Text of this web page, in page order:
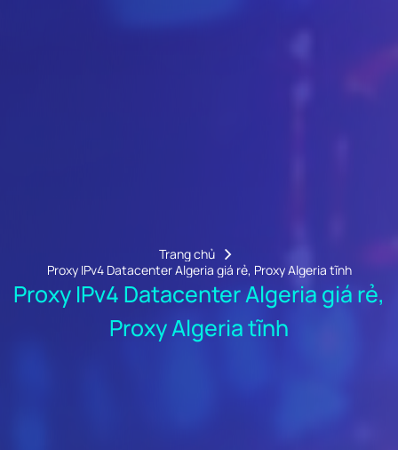
Trang chủ
Proxy IPv4 Datacenter Algeria giá rẻ, Proxy Algeria tĩnh
Proxy IPv4 Datacenter Algeria giá rẻ,
Proxy Algeria tĩnh